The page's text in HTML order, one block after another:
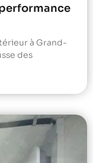
à Grand-
des